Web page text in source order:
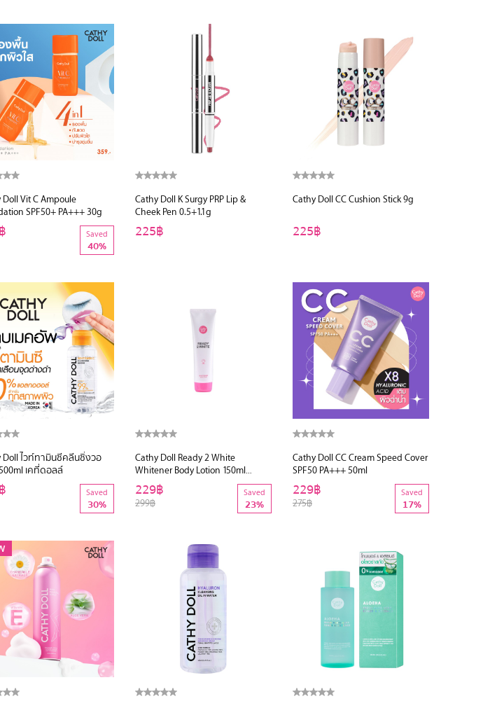
Doll Vit C Ampoule
SPF50+ PA+++ 30g
Saved
40%
Cathy Doll K Surgy PRP Lip &
Cheek Pen 0.5+1.1g
225฿
Cathy Doll CC Cushion Stick 9g
225฿
Doll ไวท์ทามินซีคลีนซิ่งวอ
เคที่ดอลล์
Saved
30%
Cathy Doll Ready 2 White
Whitener Body Lotion 150ml
(Y2018)
299฿
229฿ Saved
23%
Cathy Doll CC Cream Speed Cover
SPF50 PA+++ 50ml
275฿
229฿ Saved
17%